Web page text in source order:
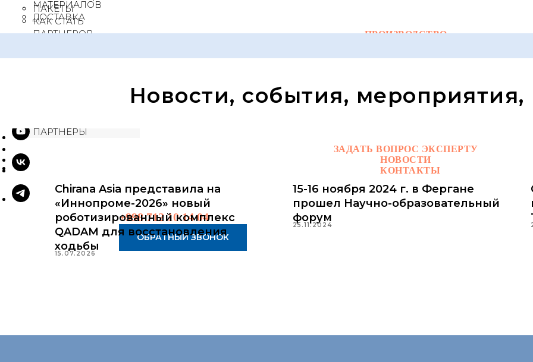
ПАКЕТЫ
КАК СТАТЬ
ПАРТНЕРОВ
ПАРТНЕРЫ
+998 712 10 14 04
ОБРАТНЫЙ ЗВОНОК
МАТЕРИАЛОВ
ДОСТАВКА
ПРОИЗВОДСТВО
ОБЩАЯ
ПАРТНЕРЫ
ЗАДАТЬ ВОПРОС ЭКСПЕРТУ
НОВОСТИ
КОНТАКТЫ
Новости, события,
Chirana Asia представила на
«Иннопроме-2026» новый
роботизированный комплекс
QADAM для восстановления
ходьбы
15.07.2026
15-16 ноября 2024 г. в Фергане
прошел Научно-образовательный
форум
25.11.2024